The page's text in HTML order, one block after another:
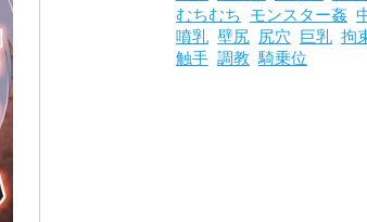
むちむち モンスター姦
噴乳 壁尻 尻穴 巨乳 拘
触手 調教 騎乗位